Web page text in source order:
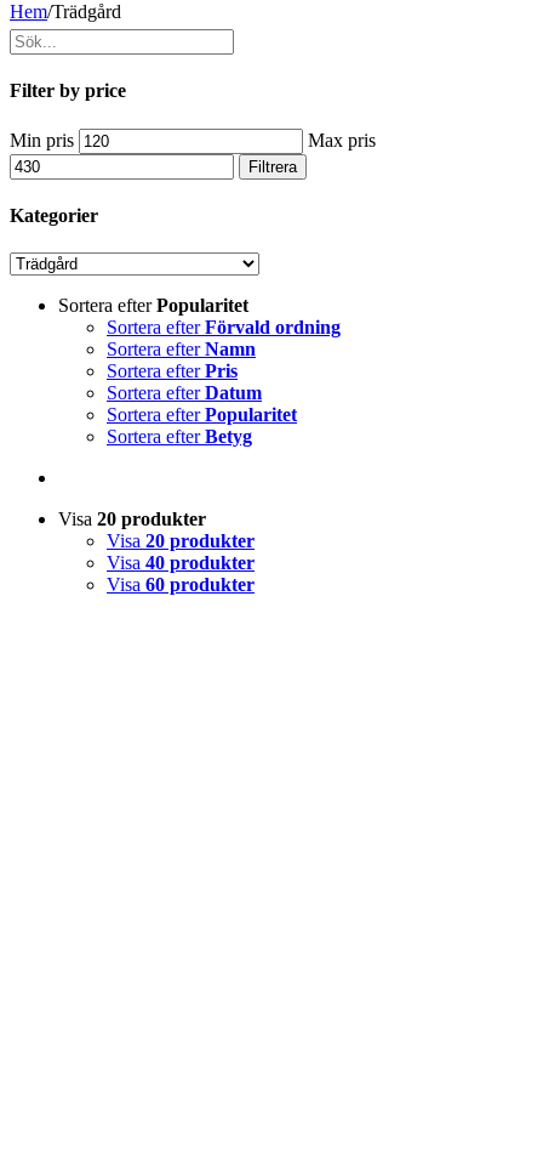
Hem/Trädgård
Filter by price
Min pris Max pris
Filtrera
Kategorier
Sortera efterPopularitet
Sortera efterFörvald ordning
Sortera efterNamn
Sortera efterPris
Sortera efterDatum
Sortera efterPopularitet
Sortera efterBetyg
Visa 20 produkter
Visa 20 produkter
Visa 40 produkter
Visa 60 produkter